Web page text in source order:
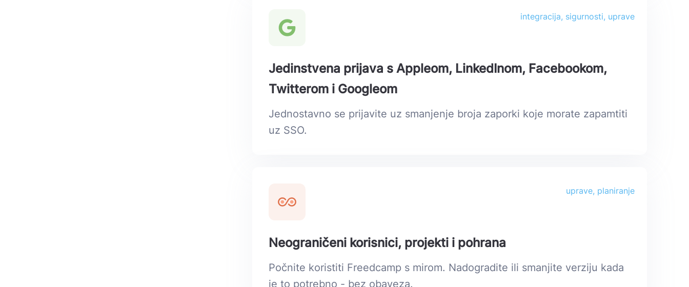
integracija, sigurnosti, uprave
Jedinstvena prijava s Appleom, LinkedInom, Facebookom,
Twitterom i Googleom
Jednostavno se prijavite uz smanjenje broja zaporki koje morate zapamtiti
uz SSO.
uprave, planiranje
Neograničeni korisnici, projekti i pohrana
Počnite koristiti Freedcamp s mirom. Nadogradite ili smanjite verziju kada
je to potrebno - bez obaveza.